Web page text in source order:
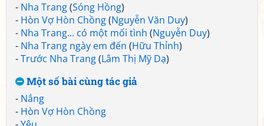
- Nha Trang(Sóng Hồng)
- Hòn Vợ Hòn Chồng(Nguyễn Văn Duy)
- Nha Trang... có một mối tình (Nguyễn Duy)
- Nha Trang ngày em đến (Hữu Thỉnh)
-Trước Nha Trang(Lâm Thị Mỹ Dạ)
Một số bài cùng tác giả
- Nắng
- Hòn Vợ Hòn Chồng